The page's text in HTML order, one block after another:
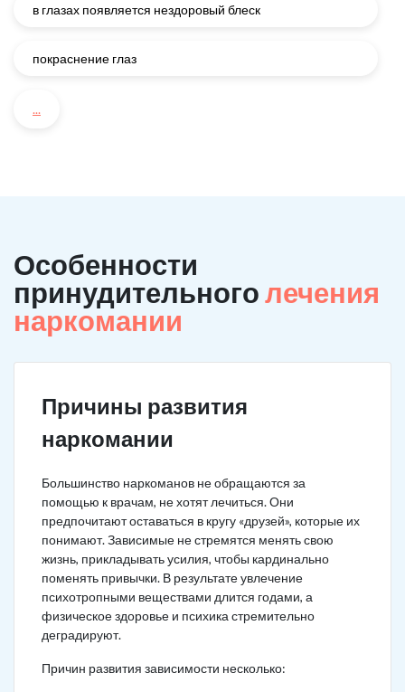
в глазах появляется нездоровый блеск
покраснение глаз
...
Особенности
принудительноголечения
наркомании
Причины развития
наркомании
Большинство наркоманов не обращаются за
помощью к врачам, не хотят лечиться. Они
предпочитают оставаться в кругу «друзей», которые их
понимают. Зависимые не стремятся менять свою
жизнь, прикладывать усилия, чтобы кардинально
поменять привычки. В результате увлечение
психотропными веществами длится годами, а
физическое здоровье и психика стремительно
деградируют.
Причин развития зависимости несколько: